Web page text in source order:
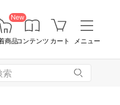
New
商品コンテンツ カート メニュー